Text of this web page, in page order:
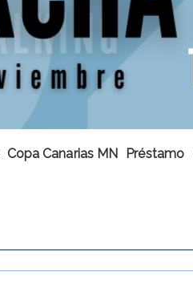
Copa Canarias MN Préstamo